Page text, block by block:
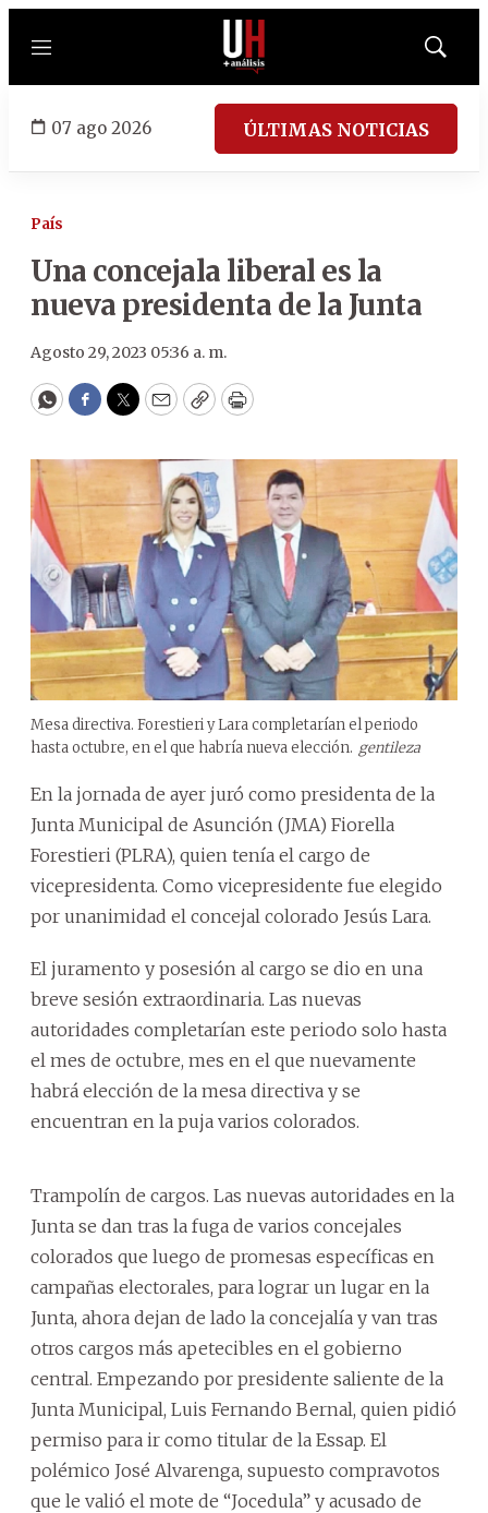
Menú
Mostrar
07 ago 2026 ÚLTIMAS NOTICIAS
País
Una concejala liberal es la
nueva presidenta de la Junta
Agosto 29, 2023 05:36 a. m.
WhatsApp
Facebook
Twitter
EmailCopyPrint
Mesa directiva. Forestieri y Lara completarían el periodo
hasta octubre, en el que habría nueva elección. gentileza
En la jornada de ayer juró como presidenta de la
Junta Municipal de Asunción (JMA) Fiorella
Forestieri (PLRA), quien tenía el cargo de
vicepresidenta. Como vicepresidente fue elegido
por unanimidad el concejal colorado Jesús Lara.
El juramento y posesión al cargo se dio en una
breve sesión extraordinaria. Las nuevas
autoridades completarían este periodo solo hasta
el mes de octubre, mes en el que nuevamente
habrá elección de la mesa directiva y se
encuentran en la puja varios colorados.
Trampolín de cargos. Las nuevas autoridades en la
Junta se dan tras la fuga de varios concejales
colorados que luego de promesas específicas en
campañas electorales, para lograr un lugar en la
Junta, ahora dejan de lado la concejalía y van tras
otros cargos más apetecibles en el gobierno
central. Empezando por presidente saliente de la
Junta Municipal, Luis Fernando Bernal, quien pidió
permiso para ir como titular de la Essap. El
polémico José Alvarenga, supuesto compravotos
que le valió el mote de “Jocedula” y acusado de